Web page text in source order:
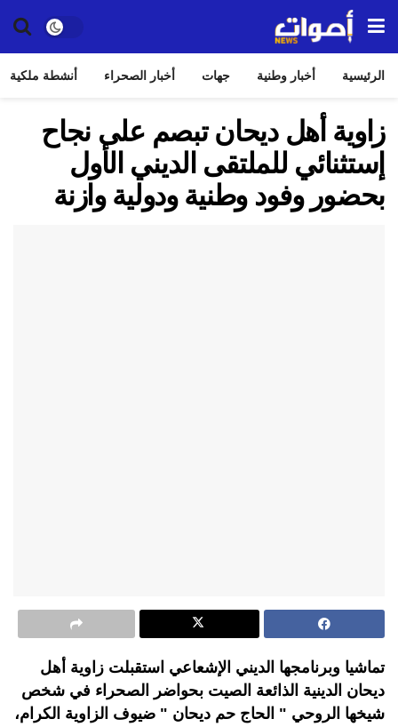
الرئيسية أخبار وطنية جهات أخبار الصحراء أنشطة ملكية
زاوية أهل ديحان تبصم على نجاح
إستثنائي للملتقى الديني الأول
بحضور وفود وطنية ودولية وازنة
تماشيا وبرنامجها الديني الإشعاعي استقبلت زاوية أهل
ديحان الدينية الذائعة الصيت بحواضر الصحراء في شخص
شيخها الروحي " الحاج حم ديحان " ضيوف الزاوية الكرام،